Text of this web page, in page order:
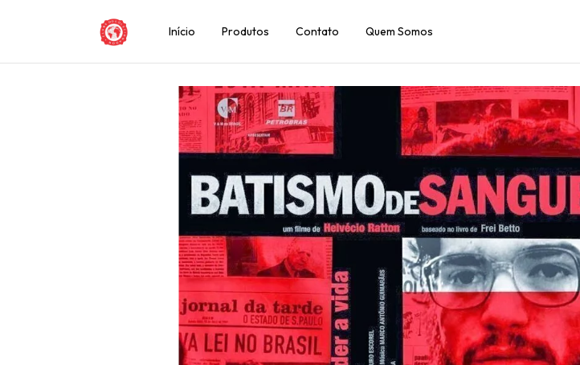
Início Produtos Contato Quem Somos